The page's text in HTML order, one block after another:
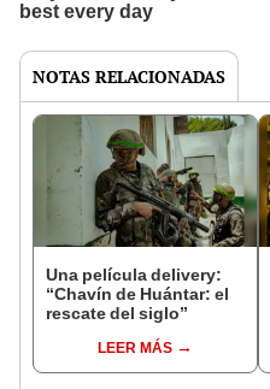
NOTAS RELACIONADAS
Una película delivery:
“Chavín de Huántar: el
rescate del siglo”
LEER MÁS